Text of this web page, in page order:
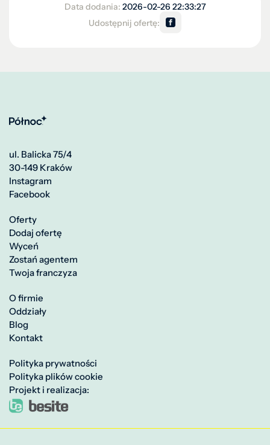
Data dodania: 2026-02-26 22:33:27
Udostępnij ofertę:
ul. Balicka 75/4
30-149 Kraków
Instagram
Facebook
Oferty
Dodaj ofertę
Wyceń
Zostań agentem
Twoja franczyza
O firmie
Oddziały
Blog
Kontakt
Polityka prywatności
Polityka plików cookie
Projekt i realizacja: